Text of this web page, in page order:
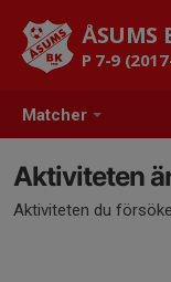
Matcher
ÅSUMS
P 7-9
Aktiviteten
Aktiviteten du